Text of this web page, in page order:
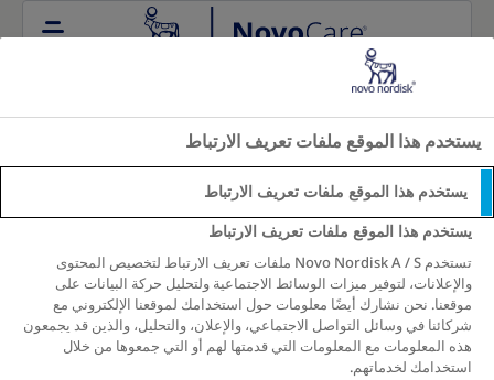
احجز موعد استشارة
يستخدم هذا الموقع ملفات تعريف الارتباط
يستخدم هذا الموقع ملفات تعريف الارتباط
يستخدم هذا الموقع ملفات تعريف الارتباط
تستخدم Novo Nordisk A / S ملفات تعريف الارتباط لتخصيص المحتوى
والإعلانات، لتوفير ميزات الوسائط الاجتماعية ولتحليل حركة البيانات على
موقعنا. نحن نشارك أيضًا معلومات حول استخدامك لموقعنا الإلكتروني مع
شركائنا في وسائل التواصل الاجتماعي، والإعلان، والتحليل، والذين قد يجمعون
هذه المعلومات مع المعلومات التي قدمتها لهم أو التي جمعوها من خلال
استخدامك لخدماتهم.